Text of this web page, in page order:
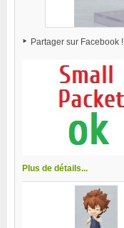
Partager sur Facebook !
Plus de détails...